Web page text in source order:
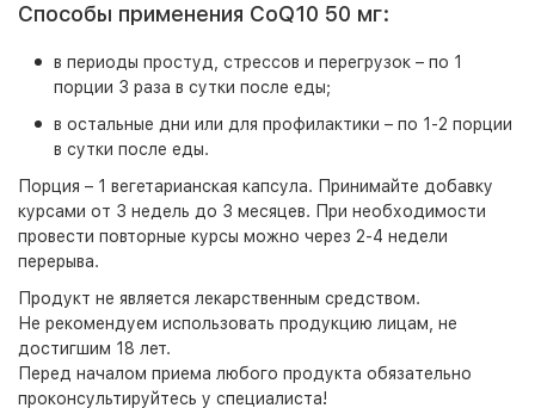
Способы применения CoQ10 50 мг:
в периоды простуд, стрессов и перегрузок – по 1
порции 3 раза в сутки после еды;
в остальные дни или для профилактики – по 1-2 порции
в сутки после еды.
Порция – 1 вегетарианская капсула. Принимайте добавку
курсами от 3 недель до 3 месяцев. При необходимости
провести повторные курсы можно через 2-4 недели
перерыва.
Продукт не является лекарственным средством.
Не рекомендуем использовать продукцию лицам, не
достигшим 18 лет.
Перед началом приема любого продукта обязательно
проконсультируйтесь у специалиста!